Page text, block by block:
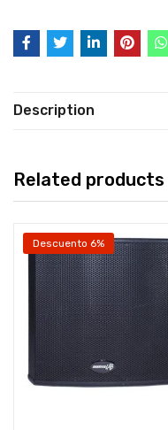
Description
Related products
Descuento 6%